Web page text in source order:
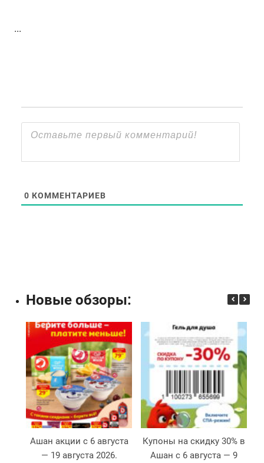
...
0 КОММЕНТАРИЕВ
Новые обзоры:
Ашан акции с 6 августа
— 19 августа 2026.
Купоны на скидку 30% в
Ашан с 6 августа — 9